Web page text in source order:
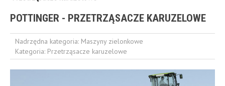
POTTINGER - PRZETRZĄSACZE KARUZELOWE
Nadrzędna kategoria: Maszyny zielonkowe
Kategoria: Przetrząsacze karuzelowe